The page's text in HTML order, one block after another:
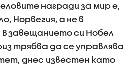
награди за мир е,
Норвегия, а не в
завещанието си Нобел
трябва да се управлява
днес известен като